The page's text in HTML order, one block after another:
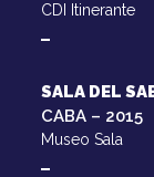
CDI Itinerante
SALA DEL
CABA – 2015
Museo Sala